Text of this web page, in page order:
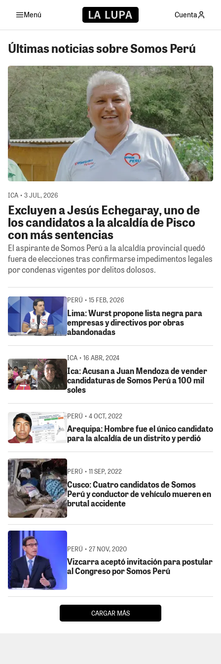
Menú Cuenta
Últimas noticias sobre Somos Perú
ICA • 3 JUL, 2026
Excluyen a Jesús Echegaray, uno de
los candidatos a la alcaldía de Pisco
con más sentencias
El aspirante de Somos Perú a la alcaldía provincial quedó
fuera de elecciones tras confirmarse impedimentos legales
por condenas vigentes por delitos dolosos.
PERÚ • 15 FEB, 2026
Lima: Wurst propone lista negra para
empresas y directivos por obras
abandonadas
ICA • 16 ABR, 2024
Ica: Acusan a Juan Mendoza de vender
candidaturas de Somos Perú a 100 mil
soles
PERÚ • 4 OCT, 2022
Arequipa: Hombre fue el único candidato
para la alcaldía de un distrito y perdió
PERÚ • 11 SEP, 2022
Cusco: Cuatro candidatos de Somos
Perú y conductor de vehículo mueren en
brutal accidente
PERÚ • 27 NOV, 2020
Vizcarra aceptó invitación para postular
al Congreso por Somos Perú
CARGAR MÁS